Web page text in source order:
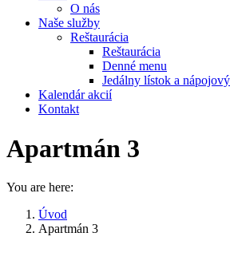
O nás
Naše služby
Reštaurácia
Reštaurácia
Denné menu
Jedálny lístok a
Kalendár akcií
Kontakt
Apartmán 3
You are here:
Úvod
Apartmán 3